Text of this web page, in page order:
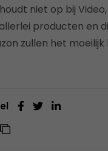
niet op bij
producten en
zullen het moeilijk